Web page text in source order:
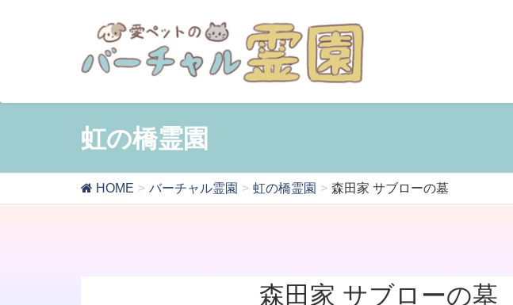
虹の橋霊園
HOME バーチャル霊園 虹の橋霊園 森田家 サブローの墓
森田家 サブローの墓